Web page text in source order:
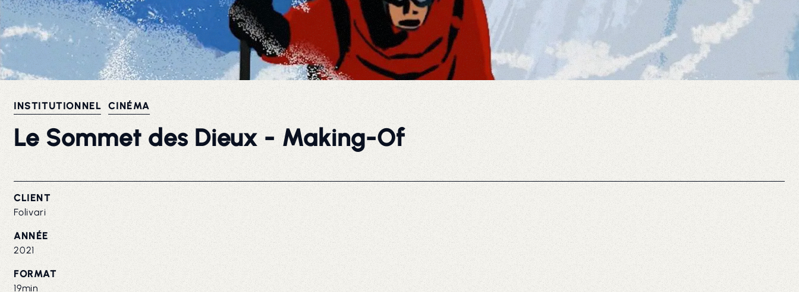
INSTITUTIONNEL CINÉMA
Le Sommet des Dieux - Making-Of
CLIENT
Folivari
ANNÉE
2021
FORMAT
19min